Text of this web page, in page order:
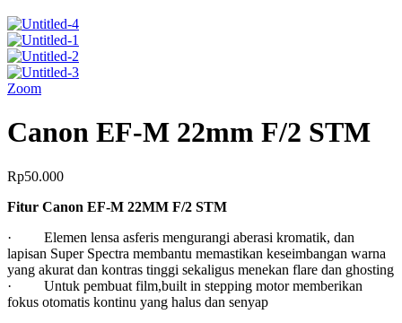
Zoom
Canon EF-M 22mm F/2 STM
Rp50.000
Fitur Canon EF-M 22MM F/2 STM
· Elemen lensa asferis mengurangi aberasi kromatik, dan
lapisan Super Spectra membantu memastikan keseimbangan warna
yang akurat dan kontras tinggi sekaligus menekan flare dan ghosting
· Untuk pembuat film,built in stepping motor memberikan
fokus otomatis kontinu yang halus dan senyap